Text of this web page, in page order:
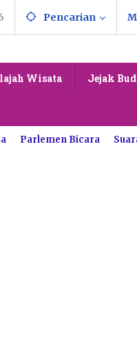
Pencarian
Wisata Jejak
Parlemen Bicara